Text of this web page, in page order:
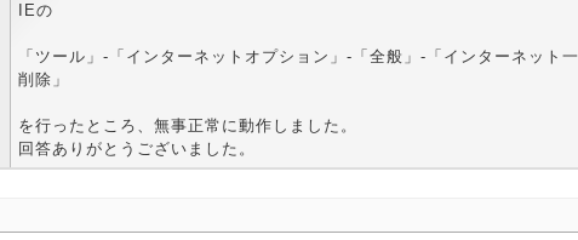
IEの
「ツール」-「インターネットオプション」-「全般」-「インターネット
削除」
を行ったところ、無事正常に動作しました。
回答ありがとうございました。